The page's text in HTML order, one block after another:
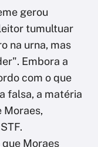
gerou
tumultuar
na urna, mas
Embora a
com o que
falsa, a matéria
Moraes,
Moraes